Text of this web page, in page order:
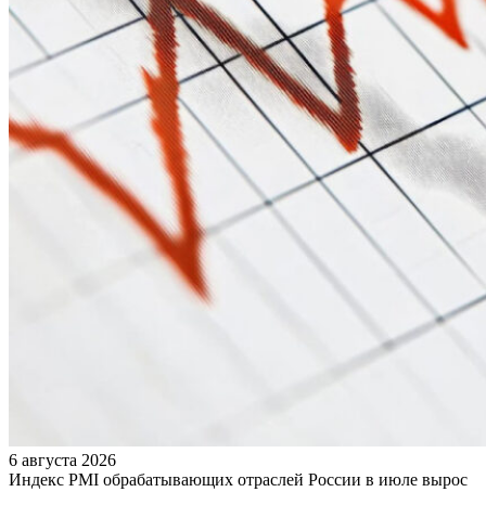
6 августа 2026
Индекс PMI обрабатывающих отраслей России в июле вырос